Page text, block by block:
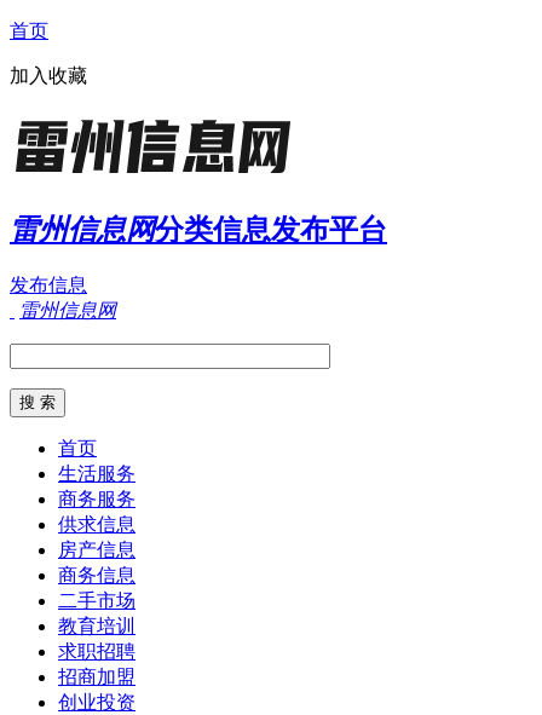
首页
加入收藏
雷州信息网分类信息发布平台
发布信息
雷州信息网
首页
生活服务
商务服务
供求信息
房产信息
商务信息
二手市场
教育培训
求职招聘
招商加盟
创业投资